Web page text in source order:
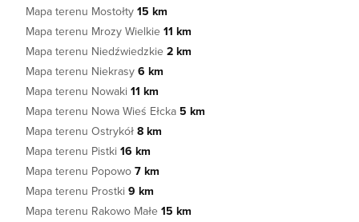
Mapa terenu Mostołty 15 km
Mapa terenu Mrozy Wielkie 11 km
Mapa terenu Niedźwiedzkie 2 km
Mapa terenu Niekrasy 6 km
Mapa terenu Nowaki 11 km
Mapa terenu Nowa Wieś Ełcka 5 km
Mapa terenu Ostrykół 8 km
Mapa terenu Pistki 16 km
Mapa terenu Popowo 7 km
Mapa terenu Prostki 9 km
Mapa terenu Rakowo Małe 15 km